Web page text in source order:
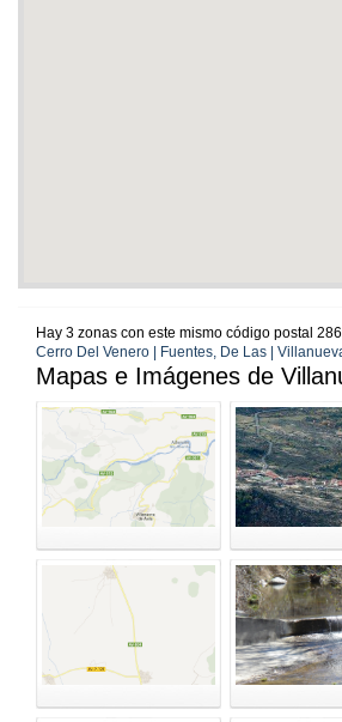
Hay 3 zonas con este mismo código postal
Cerro Del Venero | Fuentes, De Las |
Mapas e Imágenes de